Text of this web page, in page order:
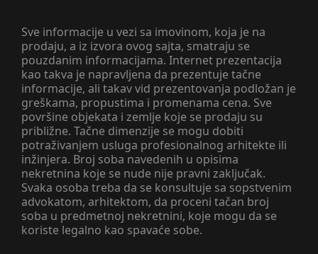
Sve informacije u vezi sa imovinom, koja je na
prodaju, a iz izvora ovog sajta, smatraju se
pouzdanim informacijama. Internet prezentacija
kao takva je napravljena da prezentuje tačne
informacije, ali takav vid prezentovanja podložan je
greškama, propustima i promenama cena. Sve
površine objekata i zemlje koje se prodaju su
približne. Tačne dimenzije se mogu dobiti
potraživanjem usluga profesionalnog arhitekte ili
inžinjera. Broj soba navedenih u opisima
nekretnina koje se nude nije pravni zaključak.
Svaka osoba treba da se konsultuje sa sopstvenim
advokatom, arhitektom, da proceni tačan broj
soba u predmetnoj nekretnini, koje mogu da se
koriste legalno kao spavaće sobe.